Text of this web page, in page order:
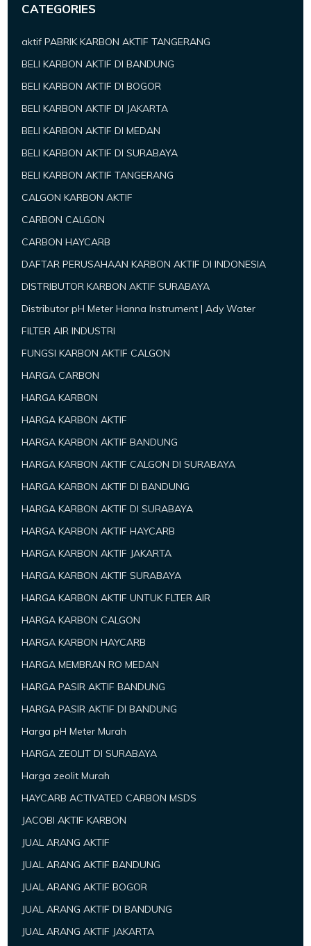
CATEGORIES
aktif PABRIK KARBON AKTIF TANGERANG
BELI KARBON AKTIF DI BANDUNG
BELI KARBON AKTIF DI BOGOR
BELI KARBON AKTIF DI JAKARTA
BELI KARBON AKTIF DI MEDAN
BELI KARBON AKTIF DI SURABAYA
BELI KARBON AKTIF TANGERANG
CALGON KARBON AKTIF
CARBON CALGON
CARBON HAYCARB
DAFTAR PERUSAHAAN KARBON AKTIF DI INDONESIA
DISTRIBUTOR KARBON AKTIF SURABAYA
Distributor pH Meter Hanna Instrument | Ady Water
FILTER AIR INDUSTRI
FUNGSI KARBON AKTIF CALGON
HARGA CARBON
HARGA KARBON
HARGA KARBON AKTIF
HARGA KARBON AKTIF BANDUNG
HARGA KARBON AKTIF CALGON DI SURABAYA
HARGA KARBON AKTIF DI BANDUNG
HARGA KARBON AKTIF DI SURABAYA
HARGA KARBON AKTIF HAYCARB
HARGA KARBON AKTIF JAKARTA
HARGA KARBON AKTIF SURABAYA
HARGA KARBON AKTIF UNTUK FLTER AIR
HARGA KARBON CALGON
HARGA KARBON HAYCARB
HARGA MEMBRAN RO MEDAN
HARGA PASIR AKTIF BANDUNG
HARGA PASIR AKTIF DI BANDUNG
Harga pH Meter Murah
HARGA ZEOLIT DI SURABAYA
Harga zeolit Murah
HAYCARB ACTIVATED CARBON MSDS
JACOBI AKTIF KARBON
JUAL ARANG AKTIF
JUAL ARANG AKTIF BANDUNG
JUAL ARANG AKTIF BOGOR
JUAL ARANG AKTIF DI BANDUNG
JUAL ARANG AKTIF JAKARTA